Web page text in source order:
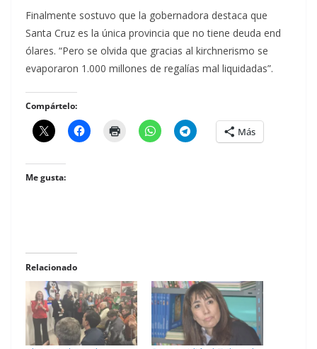
Finalmente sostuvo que la gobernadora destaca que
Santa Cruz es la única provincia que no tiene deuda end
ólares. “Pero se olvida que gracias al kirchnerismo se
evaporaron 1.000 millones de regalías mal liquidadas”.
Compártelo:
Más
Me gusta:
Relacionado